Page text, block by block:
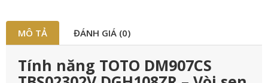
MÔ TẢ ĐÁNH GIÁ (0)
Tính năng TOTO DM907CS